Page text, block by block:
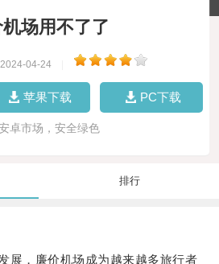
场用不了了
04-24
苹果下载 PC下载
卓市场，安全绿色
排行
，廉价机场成为越来越多旅行者